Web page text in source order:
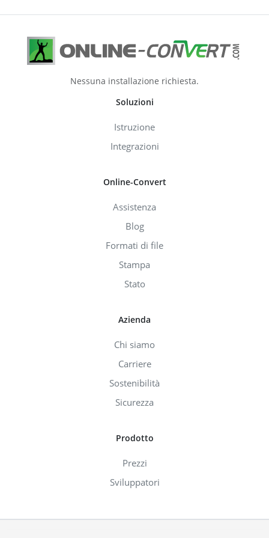
Nessuna installazione richiesta.
Soluzioni
Istruzione
Integrazioni
Online-Convert
Assistenza
Blog
Formati di file
Stampa
Stato
Azienda
Chi siamo
Carriere
Sostenibilità
Sicurezza
Prodotto
Prezzi
Sviluppatori